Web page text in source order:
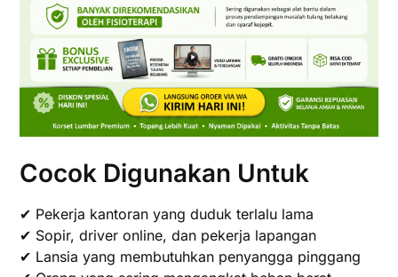
Cocok Digunakan Untuk
✔ Pekerja kantoran yang duduk terlalu lama
✔ Sopir, driver online, dan pekerja lapangan
✔ Lansia yang membutuhkan penyangga pinggang